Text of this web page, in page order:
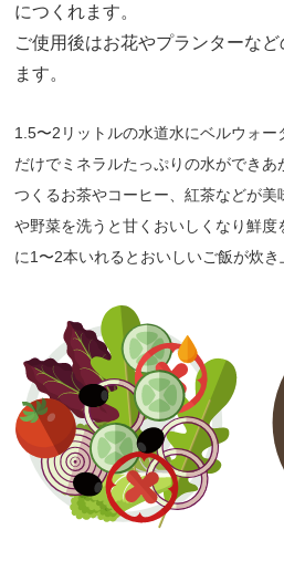
につくれます。
ご使⽤後はお花やプランターな
ます。
1.5〜2リットルの⽔道⽔にベルウォー
だけでミネラルたっぷりの⽔ができ
つくるお茶やコーヒー、紅茶などが
や野菜を洗うと⽢くおいしくなり鮮度
に1〜2本いれるとおいしいご飯が炊き